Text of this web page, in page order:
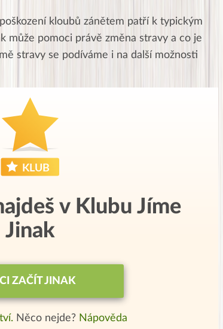
kloubů zánětem patří k typickým
může pomoci právě změna stravy a co je
stravy se podíváme i na další možnosti
v Klubu Jíme
Jinak
ZAČÍT JINAK
Něco nejde? Nápověda